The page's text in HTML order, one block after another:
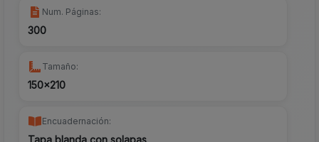
Num. Páginas:
300
Tamaño:
150x210
Encuadernación: